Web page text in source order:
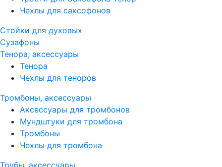
Чехлы для саксофонов
Стойки для духовых
Сузафоны
Тенора, аксессуары
Тенора
Чехлы для теноров
Тромбоны, аксессуары
Аксессуары для тромбонов
Мундштуки для тромбона
Тромбоны
Чехлы для тромбона
Трубы, аксессуары